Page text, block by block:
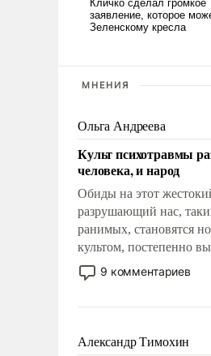
МНЕНИЯ
Ольга Андреева
Культ психотравмы
человека, и народ
Обиды на этот
разрушающий нас,
ранимых, становятся
культом, постепенно
отменяя традиционное
человеку – быть
на себя
слабым, идти вперед и
9 комментариев
Александр Тимохин